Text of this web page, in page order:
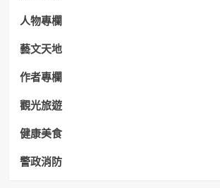
人物專欄
藝文天地
作者專欄
觀光旅遊
健康美食
警政消防